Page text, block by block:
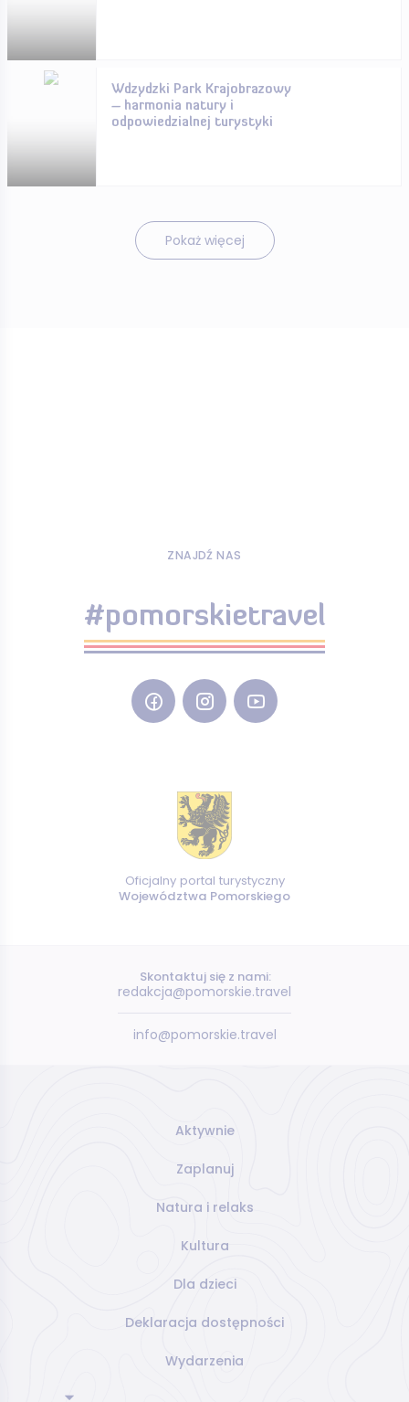
Wdzydzki Park Krajobrazowy
– harmonia natury i
odpowiedzialnej turystyki
Pokaż więcej
ZNAJDŹ NAS
#pomorskietravel
Oficjalny portal turystyczny
Województwa Pomorskiego
Skontaktuj się z nami:
redakcja@pomorskie.travel
info@pomorskie.travel
Aktywnie
Zaplanuj
Natura i relaks
Kultura
Dla dzieci
Deklaracja dostępności
Wydarzenia